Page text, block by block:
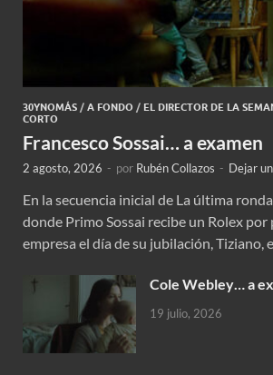
30YNOMÁS / A FONDO / EL DIRECTOR DE LA
CORTO
Francesco Sossai… a examen
2 agosto, 2026 - por Rubén Collazos - Dejar
En la secuencia inicial de La última
donde Primo Sossai recibe un Rolex por
empresa el día de su jubilación, Tiziano,
Cole Webley… a
19 julio, 2026